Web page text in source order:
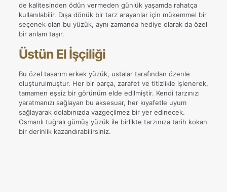
de kalitesinden ödün vermeden günlük yaşamda rahatça
kullanılabilir. Dışa dönük bir tarz arayanlar için mükemmel bir
seçenek olan bu yüzük, aynı zamanda hediye olarak da özel
bir anlam taşır.
Üstün El İşçiliği
Bu özel tasarım erkek yüzük, ustalar tarafından özenle
oluşturulmuştur. Her bir parça, zarafet ve titizlikle işlenerek,
tamamen eşsiz bir görünüm elde edilmiştir. Kendi tarzınızı
yaratmanızı sağlayan bu aksesuar, her kıyafetle uyum
sağlayarak dolabınızda vazgeçilmez bir yer edinecek.
Osmanlı tuğralı gümüş yüzük ile birlikte tarzınıza tarih kokan
bir derinlik kazandırabilirsiniz.